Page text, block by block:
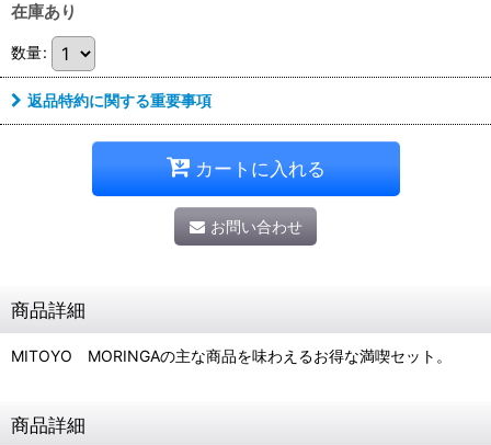
在庫あり
数量:
返品特約に関する重要事項
カートに入れる
お問い合わせ
商品詳細
MITOYO MORINGAの主な商品を味わえるお得な満喫セット。
商品詳細